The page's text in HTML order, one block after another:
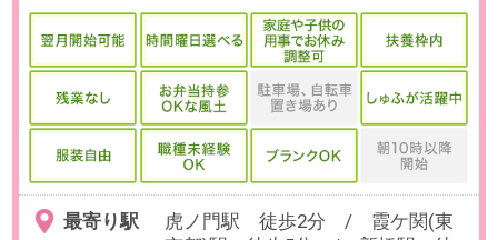
必要経験
【必須】月次決算のご経験、英語
の読み書きにアレルギーがない方
（翻訳ツール使用OK）
【必須】Excel（SUM/AVE）